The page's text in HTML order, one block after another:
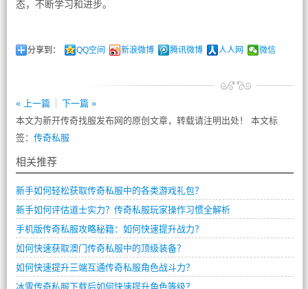
态，不断学习和进步。
分享到： QQ空间 新浪微博 腾讯微博 人人网 微信
« 上一篇
下一篇 »
本文为新开传奇找服发布网的原创文章，转载请注明出处！ 本文标
签： 传奇私服
相关推荐
新手如何轻松获取传奇私服中的各类游戏礼包？
新手如何评估道士实力？传奇私服玩家操作习惯全解析
手机版传奇私服攻略秘籍：如何快速提升战力？
如何快速获取澳门传奇私服中的顶级装备？
如何快速提升三端互通传奇私服角色战斗力？
冰雪传奇私服下载后如何快速提升角色等级？